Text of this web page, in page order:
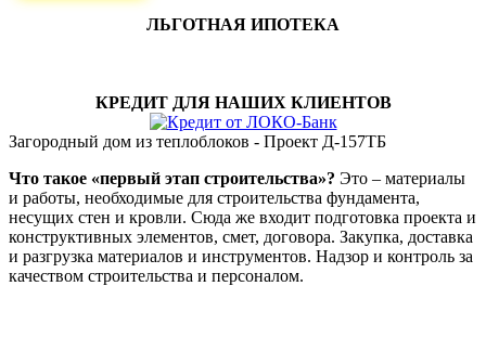
ЛЬГОТНАЯ ИПОТЕКА
КРЕДИТ ДЛЯ НАШИХ КЛИЕНТОВ
Загородный дом из теплоблоков - Проект Д-157ТБ
Что такое «первый этап строительства»? Это – материалы
и работы, необходимые для строительства фундамента,
несущих стен и кровли. Сюда же входит подготовка проекта и
конструктивных элементов, смет, договора. Закупка, доставка
и разгрузка материалов и инструментов. Надзор и контроль за
качеством строительства и персоналом.